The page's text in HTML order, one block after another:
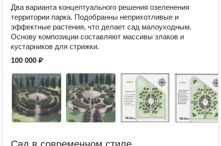
Два варианта концептуального решения озеленения
территории парка. Подобранны неприхотливые и
эффектные растения, что делает сад малоуходным.
Основу композиции составляют массивы злаков и
кустарников для стрижки.
100 000 ₽